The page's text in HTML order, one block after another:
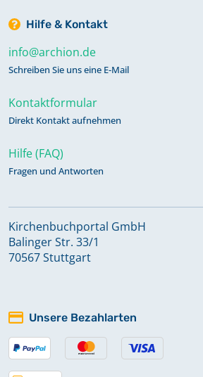
Hilfe & Kontakt
info@archion.de
Schreiben Sie uns eine E-Mail
Kontaktformular
Direkt Kontakt aufnehmen
Hilfe (FAQ)
Fragen und Antworten
Kirchenbuchportal GmbH
Balinger Str. 33/1
70567 Stuttgart
Unsere Bezahlarten